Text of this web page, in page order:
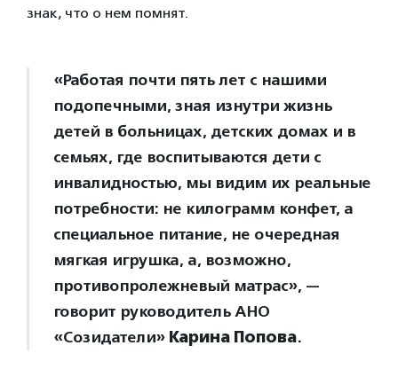
знак, что о нем помнят.
«Работая почти пять лет с нашими
подопечными, зная изнутри жизнь
детей в больницах, детских домах и в
семьях, где воспитываются дети с
инвалидностью, мы видим их реальные
потребности: не килограмм конфет, а
специальное питание, не очередная
мягкая игрушка, а, возможно,
противопролежневый матрас», —
говорит руководитель АНО
«Созидатели» Карина Попова.